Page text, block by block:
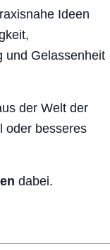
Ideen
und Gelassenheit
der Welt der
oder besseres
dabei.